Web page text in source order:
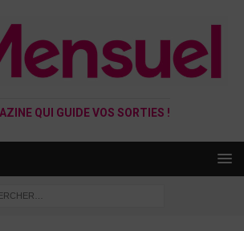
QUI GUIDE VOS SORTIES !